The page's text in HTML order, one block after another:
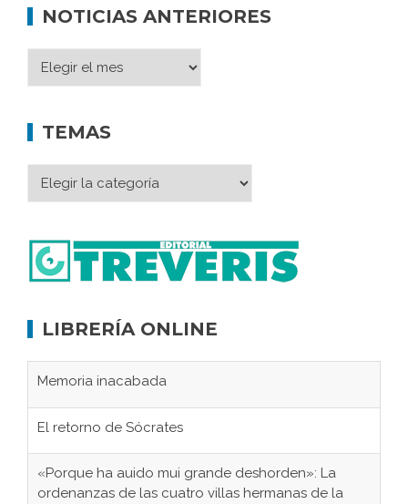
NOTICIAS ANTERIORES
TEMAS
LIBRERÍA ONLINE
Memoria inacabada
El retorno de Sócrates
«Porque ha auido mui grande deshorden»: La
ordenanzas de las cuatro villas hermanas de la